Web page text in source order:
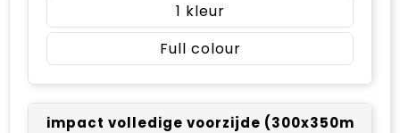
1
Full colour
impact volledige voorzijde (300x350mm)